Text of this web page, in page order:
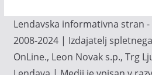
Lendavska informativna stran
2008-2024 | Izdajatelj
OnLine., Leon Novak s.p., Trg